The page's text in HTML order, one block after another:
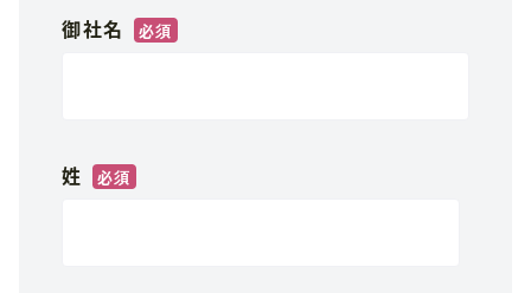
御社名
姓 *